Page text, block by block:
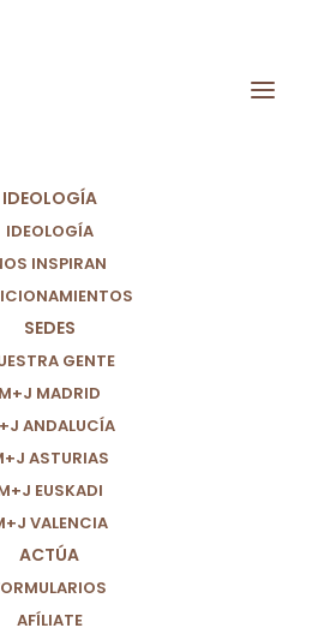
IDEOLOGÍA
IDEOLOGÍA
INSPIRAN
SEDES
GENTE
M+J MADRID
ANDALUCÍA
ASTURIAS
EUSKADI
VALENCIA
ACTÚA
AFÍLIATE
REAL
EN
MIGRANTES,